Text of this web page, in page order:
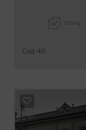
50 mq
Cod. 40